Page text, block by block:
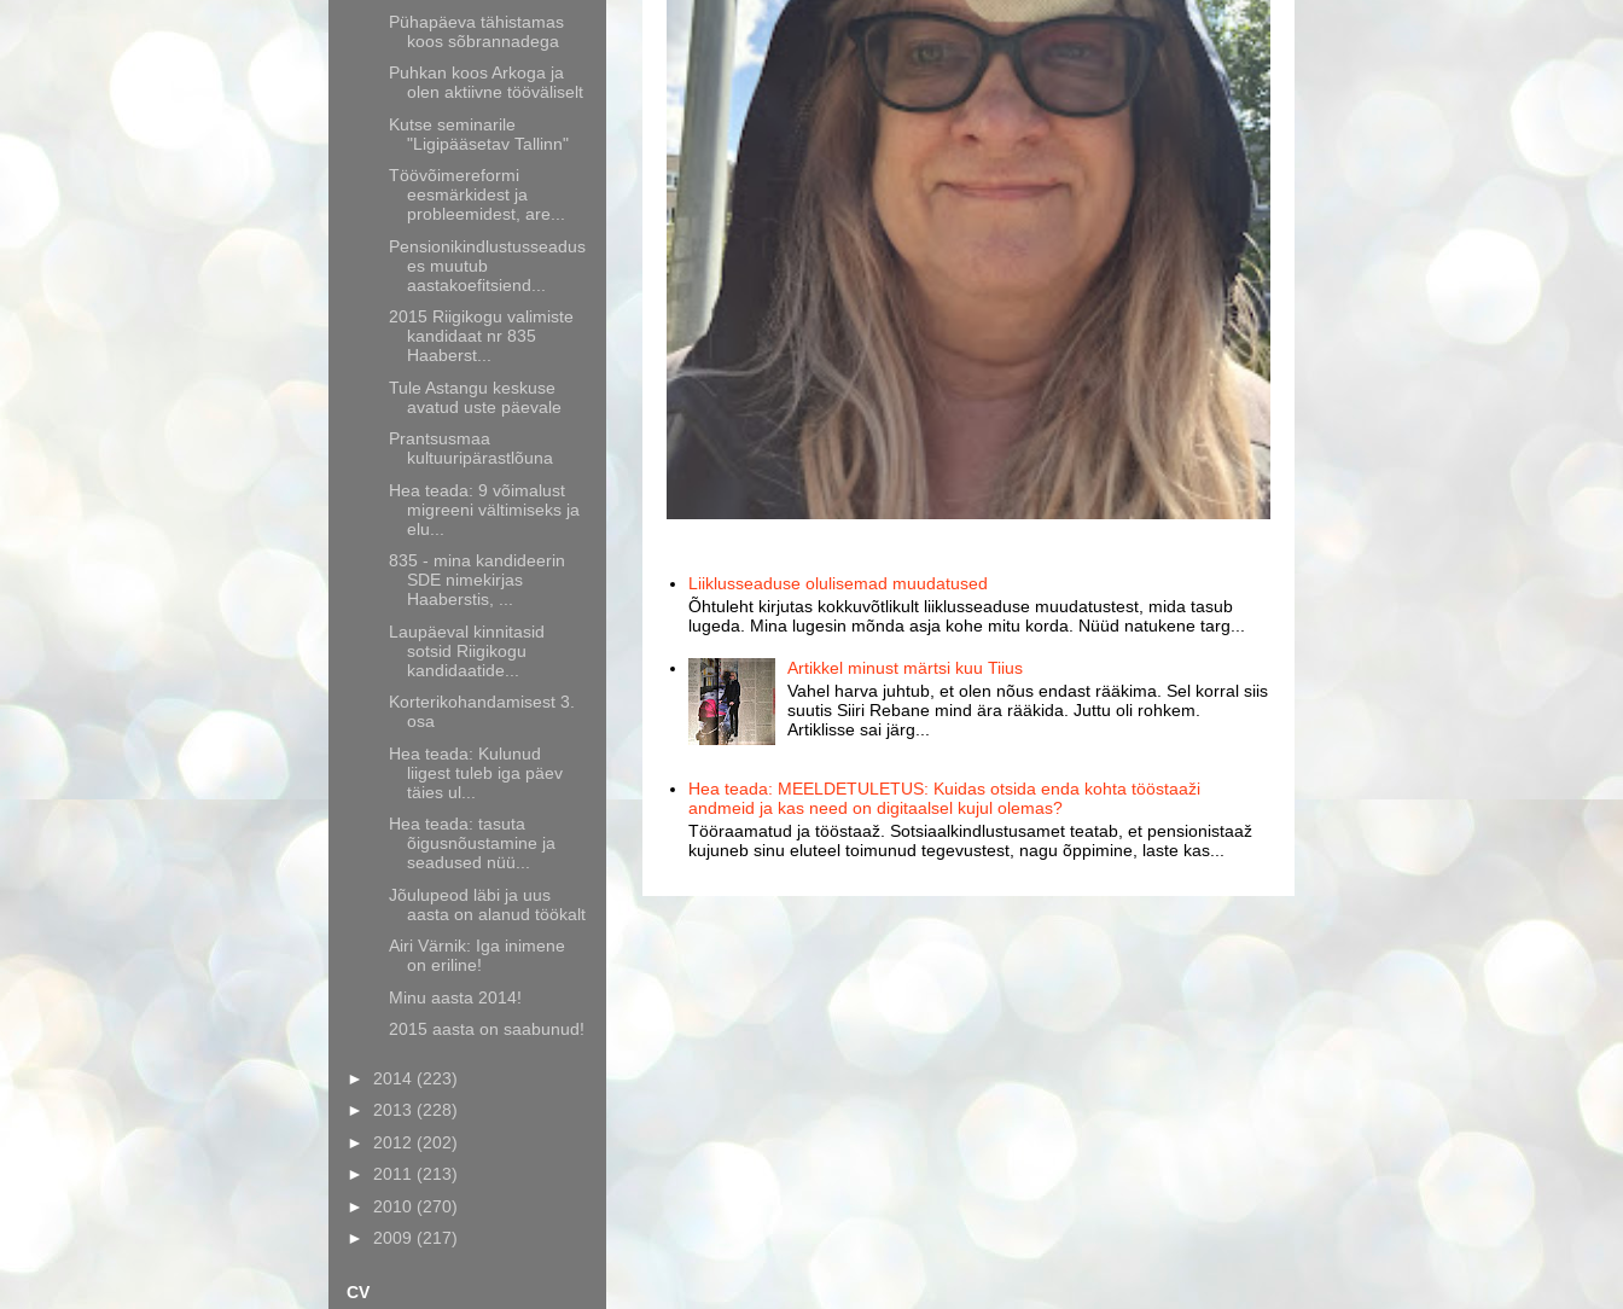
Liiklusseaduse olulisemad muudatused
Õhtuleht kirjutas kokkuvõtlikult liiklusseaduse muudatustest, mida tasub
lugeda. Mina lugesin mõnda asja kohe mitu korda. Nüüd natukene targ...
Artikkel minust märtsi kuu Tiius
Vahel harva juhtub, et olen nõus endast rääkima. Sel korral siis
suutis Siiri Rebane mind ära rääkida. Juttu oli rohkem.
Artiklisse sai järg...
Hea teada: MEELDETULETUS: Kuidas otsida enda kohta tööstaaži
andmeid ja kas need on digitaalsel kujul olemas?
Tööraamatud ja tööstaaž. Sotsiaalkindlustusamet teatab, et pensionistaaž
kujuneb sinu eluteel toimunud tegevustest, nagu õppimine, laste kas...
Pühapäeva tähistamas
koos sõbrannadega
Puhkan koos Arkoga ja
olen aktiivne tööväliselt
Kutse seminarile
"Ligipääsetav Tallinn"
Töövõimereformi
eesmärkidest ja
probleemidest, are...
Pensionikindlustusseadus
es muutub
aastakoefitsiend...
2015 Riigikogu valimiste
kandidaat nr 835
Haaberst...
Tule Astangu keskuse
avatud uste päevale
Prantsusmaa
kultuuripärastlõuna
Hea teada: 9 võimalust
migreeni vältimiseks ja
elu...
835 - mina kandideerin
SDE nimekirjas
Haaberstis, ...
Laupäeval kinnitasid
sotsid Riigikogu
kandidaatide...
Korterikohandamisest 3.
osa
Hea teada: Kulunud
liigest tuleb iga päev
täies ul...
Hea teada: tasuta
õigusnõustamine ja
seadused nüü...
Jõulupeod läbi ja uus
aasta on alanud töökalt
Airi Värnik: Iga inimene
on eriline!
Minu aasta 2014!
2015 aasta on saabunud!
► 2014 (223)
► 2013 (228)
► 2012 (202)
► 2011 (213)
► 2010 (270)
► 2009 (217)
CV